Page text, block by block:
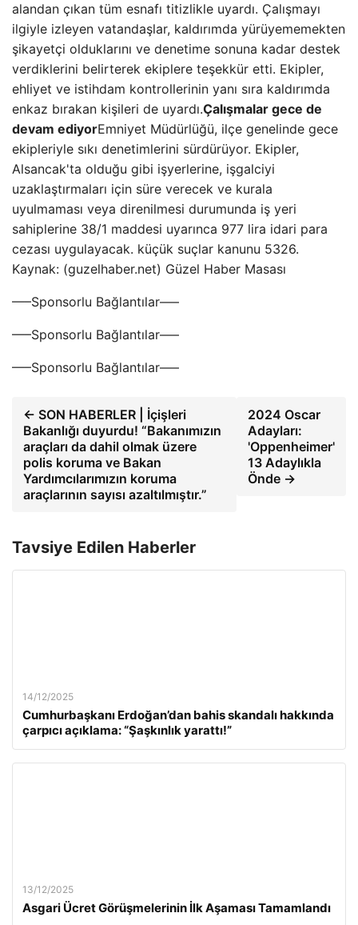
alandan çıkan tüm esnafı titizlikle uyardı. Çalışmayı
ilgiyle izleyen vatandaşlar, kaldırımda yürüyememekten
şikayetçi olduklarını ve denetime sonuna kadar destek
verdiklerini belirterek ekiplere teşekkür etti. Ekipler,
ehliyet ve istihdam kontrollerinin yanı sıra kaldırımda
enkaz bırakan kişileri de uyardı.Çalışmalar gece de
devam ediyorEmniyet Müdürlüğü, ilçe genelinde gece
ekipleriyle sıkı denetimlerini sürdürüyor. Ekipler,
Alsancak'ta olduğu gibi işyerlerine, işgalciyi
uzaklaştırmaları için süre verecek ve kurala
uyulmaması veya direnilmesi durumunda iş yeri
sahiplerine 38/1 maddesi uyarınca 977 lira idari para
cezası uygulayacak. küçük suçlar kanunu 5326.
Kaynak: (guzelhaber.net) Güzel Haber Masası
—–Sponsorlu Bağlantılar—–
—–Sponsorlu Bağlantılar—–
—–Sponsorlu Bağlantılar—–
← SON HABERLER | İçişleri
Bakanlığı duyurdu! “Bakanımızın
araçları da dahil olmak üzere
polis koruma ve Bakan
Yardımcılarımızın koruma
araçlarının sayısı azaltılmıştır.”
2024 Oscar
Adayları:
'Oppenheimer'
13 Adaylıkla
Önde →
Tavsiye Edilen Haberler
14/12/2025
Cumhurbaşkanı Erdoğan’dan bahis skandalı hakkında
çarpıcı açıklama: “Şaşkınlık yarattı!”
13/12/2025
Asgari Ücret Görüşmelerinin İlk Aşaması Tamamlandı